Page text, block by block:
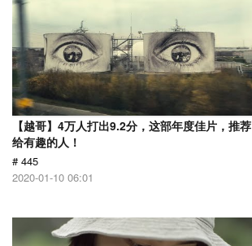
【越哥】4万人打出9.2分，这部年度佳片，推荐
给有趣的人！
# 445
2020-01-10 06:01